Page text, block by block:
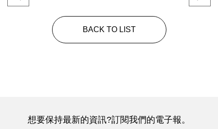
BACK TO LIST
想要保持最新的資訊?訂閱我們的電子報。